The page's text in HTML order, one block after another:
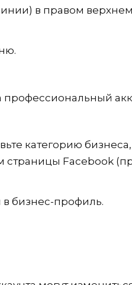
в правом верхнем
категорию бизнеса,
страницы Facebook
бизнес-профиль.